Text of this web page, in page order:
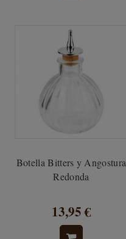
Botella Bitters y Angostura
Redonda
13,95 €